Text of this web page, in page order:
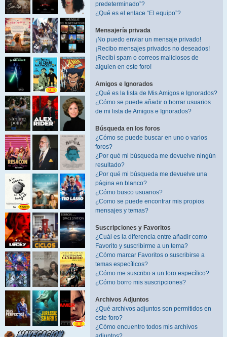
predeterminado”?
¿Qué es el enlace “El equipo”?
Mensajería privada
¡No puedo enviar un mensaje privado!
¡Recibo mensajes privados no deseados!
¡Recibí spam o correos maliciosos de
alguien en este foro!
Amigos e Ignorados
¿Qué es la lista de Mis Amigos e Ignorados?
¿Cómo se puede añadir o borrar usuarios
de mi lista de Amigos e Ignorados?
Búsqueda en los foros
¿Cómo se puede buscar en uno o varios
foros?
¿Por qué mi búsqueda me devuelve ningún
resultado?
¿Por qué mi búsqueda me devuelve una
página en blanco?
¿Cómo busco usuarios?
¿Como se puede encontrar mis propios
mensajes y temas?
Suscripciones y Favoritos
¿Cuál es la diferencia entre añadir como
Favorito y suscribirme a un tema?
¿Cómo marcar Favoritos o suscribirse a
temas específicos?
¿Cómo me suscribo a un foro específico?
¿Cómo borro mis suscripciones?
Archivos Adjuntos
¿Qué archivos adjuntos son permitidos en
este foro?
¿Cómo encuentro todos mis archivos